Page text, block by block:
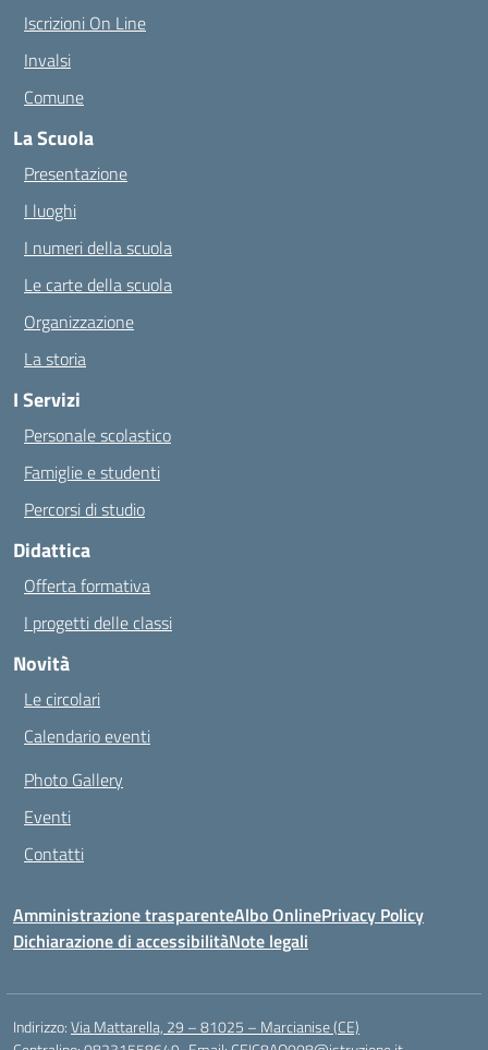
Iscrizioni On Line
Invalsi
Comune
La Scuola
Presentazione
I luoghi
I numeri della scuola
Le carte della scuola
Organizzazione
La storia
I Servizi
Personale scolastico
Famiglie e studenti
Percorsi di studio
Didattica
Offerta formativa
I progetti delle classi
Novità
Le circolari
Calendario eventi
Photo Gallery
Eventi
Contatti
Amministrazione trasparenteAlbo OnlinePrivacy Policy
Dichiarazione di accessibilitàNote legali
Indirizzo:Via Mattarella, 29 – 81025 – Marcianise (CE)